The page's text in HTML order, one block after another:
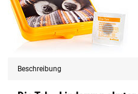
Beschreibung